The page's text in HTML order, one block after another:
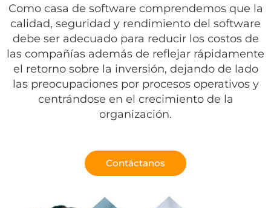
Como casa de software comprendemos que la
calidad, seguridad y rendimiento del software
debe ser adecuado para reducir los costos de
las compañías además de reflejar rápidamente
el retorno sobre la inversión, dejando de lado
las preocupaciones por procesos operativos y
centrándose en el crecimiento de la
organización.
Contáctanos